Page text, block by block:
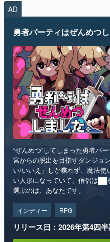
AD
勇者パーティはぜんめつし
“ぜんめつ”してしまった勇者パ
宮からの脱出を目指すダンジョ
い/いいえ」しか喋れず、魔法使
い人形になっていて、僧侶は██
選ぶのは、あなたです。
インディー RPG
リリース日：2026年第4四